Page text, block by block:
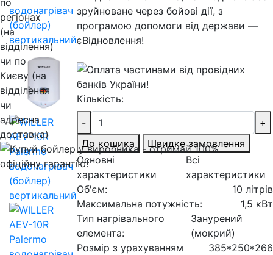
Основні
характеристики
Всі
характеристики
Об'єм:
10 літрів
Максимальна потужність:
1,5 кВт
Тип нагрівального
елемента:
Занурений
(мокрий)
Розмір з урахуванням
385*250*266
Кількість:
-
+
До кошика
Швидке замовлення